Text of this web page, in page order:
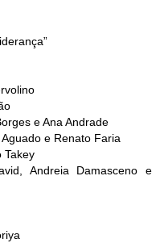
e Ana Andrade
e Renato Faria
Takey
Andreia Damasceno e